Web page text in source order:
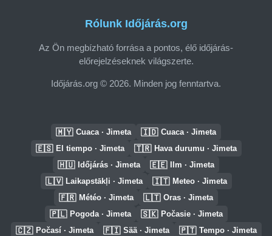
Rólunk Időjárás.org
Az Ön megbízható forrása a pontos, élő időjárás-
előrejelzéseknek világszerte.
Időjárás.org © 2026. Minden jog fenntartva.
🇲🇾 Cuaca · Jimeta 🇮🇩 Cuaca · Jimeta
🇪🇸 El tiempo · Jimeta 🇹🇷 Hava durumu · Jimeta
🇭🇺 Időjárás · Jimeta 🇪🇪 Ilm · Jimeta
🇱🇻 Laikapstākļi · Jimeta 🇮🇹 Meteo · Jimeta
🇫🇷 Météo · Jimeta 🇱🇹 Oras · Jimeta
🇵🇱 Pogoda · Jimeta 🇸🇰 Počasie · Jimeta
🇨🇿 Počasí · Jimeta 🇫🇮 Sää · Jimeta 🇵🇹 Tempo · Jimeta